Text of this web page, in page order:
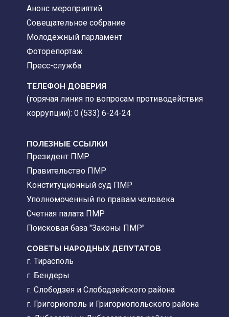
Анонс мероприятий
Совещательное собрание
Молодежный парламент
Фоторепортаж
Пресс-служба
ТЕЛЕФОН ДОВЕРИЯ
(горячая линия по вопросам противодействия
коррупции): 0 (533) 6-24-24
ПОЛЕЗНЫЕ ССЫЛКИ
Президент ПМР
Правительство ПМР
Конституционный суд ПМР
Уполномоченный по правам человека
Счетная палата ПМР
Поисковая база "Законы ПМР"
СОВЕТЫ НАРОДНЫХ ДЕПУТАТОВ
г. Тирасполь
г. Бендеры
г. Слободзея и Слободзейского района
г. Григориополь и Григориопольского района